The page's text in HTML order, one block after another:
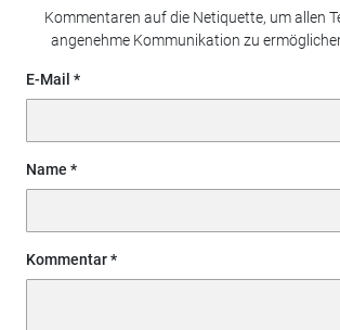
Kommentaren auf die Netiquette, um allen
angenehme Kommunikation zu
E-Mail
Name
Kommentar